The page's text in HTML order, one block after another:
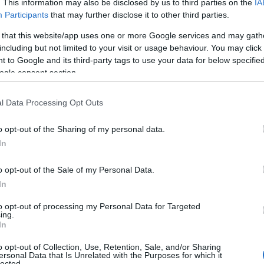
This information may also be disclosed by us to third parties on the
Participants that may further disclose it to other third parties.
that this website/app uses one or more Google services and may
but not limited to your visit or usage behaviour. You may
to Google and its third-party tags to use your data for below
consent section.
Data Processing Opt Outs
opt-out of the Sharing of my personal data.
opt-out of the Sale of my Personal Data.
opt-out of processing my Personal Data for Targeted
opt-out of Collection, Use, Retention, Sale, and/or Sharing
Data that Is Unrelated with the Purposes for which it
da parte dei bambini è aumentata
affrontare la domanda: “Dobbiamo
Questa situazione è comune in molte
giocare con dispositivi moderni e
considerare alcuni aspetti prima di